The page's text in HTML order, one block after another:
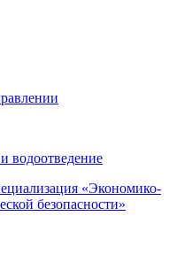
водоотведение
«Экономико-
безопасности»